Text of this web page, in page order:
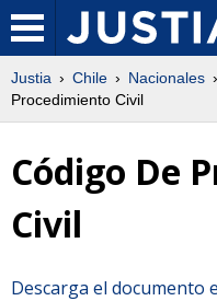
Justia Chile Nacionales
Procedimiento Civil
Código De
Civil
Descarga el documento